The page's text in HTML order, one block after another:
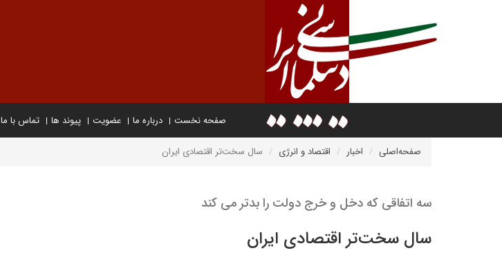
صفحه نخست درباره ما عضویت پیوند ها تماس با ما
صفحه‌اصلی اخبار اقتصاد و انرژی سال سخت‌تر اقتصادی ایران
سه اتفاقی که دخل و خرج دولت را بدتر می کند
سال سخت‌تر اقتصادی ایران